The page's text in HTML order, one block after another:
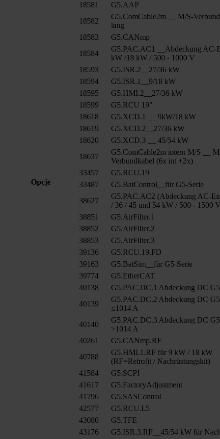
Opcje
18581
G5.AAP
18582
G5.ComCable2m __ M/S-
lang
18583
G5.CANmp
18584
G5.PAC.AC1 __Abdeckung AC-
kW /18 kW / 500 - 1000 V
18593
G5.ISR.2__27/36 kW
18594
G5.ISR.1__9/18 kW
18595
G5.HMI.2__27/36 kW
18599
G5.RCU 19"
18618
G5.XCD.1 __ 9kW/18 kW
18619
G5.XCD.2__27/36 kW
18620
G5.XCD.3 __ 45/54 kW
18637
G5.ComCable2m intern M/S __
Verbundkabel (6x int +2x)
33457
G5.RCU.19
33487
G5.BatControl__für G5-Serie
38627
G5.PAC.AC2 (Abdeckung AC-
/ 36 / 45 und 54 kW / 500 - 1500
38851
G5.AirFilter.1
38852
G5.AirFilter.2
38853
G5.AirFilter.3
39136
G5.RCU.19.FD
39163
G5.BatSim__für G5-Serie
39774
G5.EtherCAT
40138
G5.PAC.DC.1 Abdeckung DC
40139
G5.PAC.DC.2 Abdeckung DC
≤1014 A
40140
G5.PAC.DC.3 Abdeckung DC
>1014 A
40261
G5.CANmp.RF
40788
G5.HMI.1.RF für 9 kW / 18 kW
(RF=Retrofit / Nachrüstungskit)
41584
G5.SCPI
41617
G5.FactoryAdjustment
41796
G5.SASControl
42577
G5.RCU.I.5
43080
G5.TFE
43176
G5.ISR.3.RF__45/54 kW für